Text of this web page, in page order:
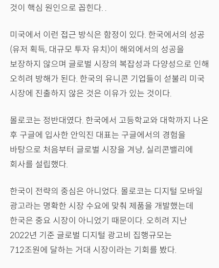
것이 핵심 원인으로 꼽힌다. .
미국에서 이런 접근 방식은 함정이 있다. 한국에서의 성공
(유저 획득, 대규모 투자 유치)이 해외에서의 성공을
보장하지 않으며 글로벌 시장의 복잡성과 다양성으로 인해
오히려 방해가 된다. 한국의 유니콘 기업들이 섣불리 미국
시장에 진출하지 않은 것은 이유가 있는 것이다.
몰로코는 정반대였다. 한국에서 고등학교와 대학까지 나온
후 구글에 입사한 안익진 대표는 구글에서의 경험을
바탕으로 처음부터 글로벌 시장을 겨냥, 실리콘밸리에
회사를 설립했다.
한국이 전략의 중심은 아니었다. 몰로코는 디지털 모바일
광고라는 명확한 시장 수요에 맞춰 제품을 개발했는데
한국은 중요 시장이 아니었기 때문이다. 오히려 지난
2022년 기준 글로벌 디지털 광고비 집행규모는
712조원에 달하는 거대 시장이라는 기회를 봤다.